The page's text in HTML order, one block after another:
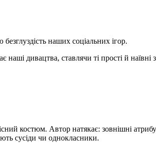
наших соціальних ігор.
дивацтва, ставлячи ті прості й наївні
костюм. Автор натякає: зовнішні
сусіди чи однокласники.